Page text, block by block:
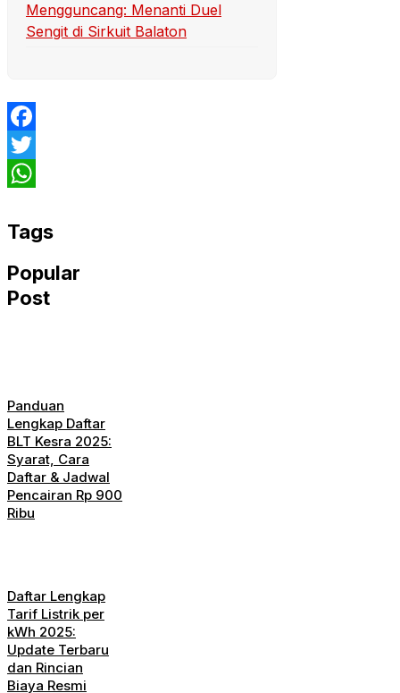
Mengguncang: Menanti Duel
Sengit di Sirkuit Balaton
Facebook
Twitter
Tags
Popular
Post
Panduan
Lengkap Daftar
BLT Kesra 2025:
Syarat, Cara
Daftar & Jadwal
Pencairan Rp 900
Ribu
Daftar Lengkap
Tarif Listrik per
kWh 2025:
Update Terbaru
dan Rincian
Biaya Resmi